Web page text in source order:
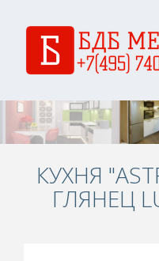
КУХНЯ
ГЛЯНЕЦ